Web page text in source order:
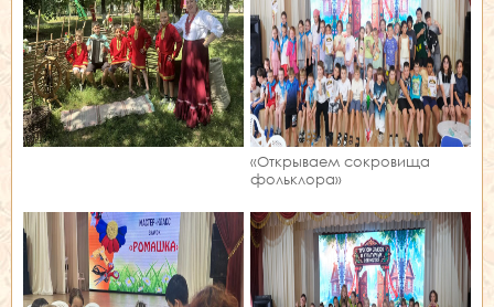
«Открываем сокровища
фольклора»